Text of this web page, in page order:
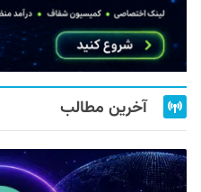
آخرین مطالب